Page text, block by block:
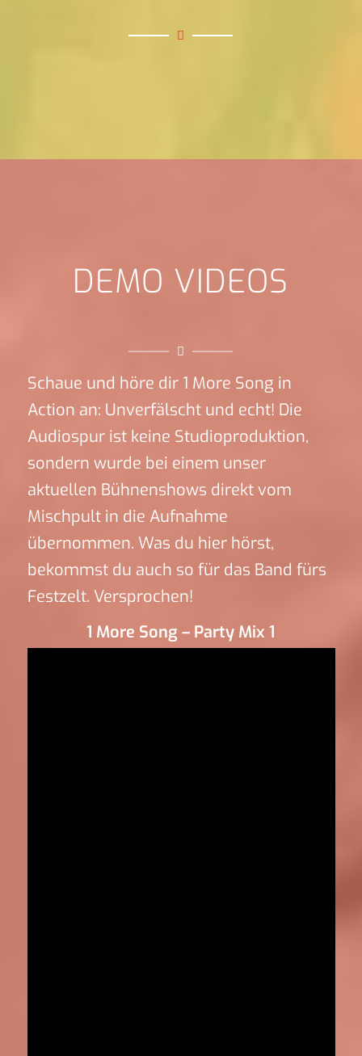
DEMO VIDEOS
Schaue und höre dir 1 More Song in
Action an: Unverfälscht und echt! Die
Audiospur ist keine Studioproduktion,
sondern wurde bei einem unser
aktuellen Bühnenshows direkt vom
Mischpult in die Aufnahme
übernommen. Was du hier hörst,
bekommst du auch so für das Band fürs
Festzelt. Versprochen!
1 More Song – Party Mix 1